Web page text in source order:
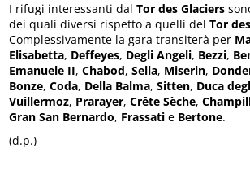
I rifugi interessanti dalTor des Glaciers
dei quali diversi rispetto a quelli delTor
Complessivamente la gara transiterà per
Elisabetta, Deffeyes, Degli Angeli, Bezzi,
Emanuele II,Chabod,Sella, Miserin,
Bonze,Coda, Della Balma,Sitten, Duca
Vuillermoz, Prarayer,Crête Sèche,
Gran San Bernardo, Frassati e Bertone.
(d.p.)